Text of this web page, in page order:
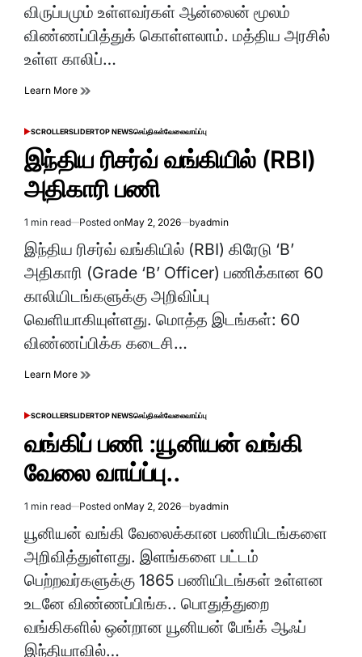
விருப்பமும் உள்ளவர்கள் ஆன்லைன் மூலம்
விண்ணப்பித்துக் கொள்ளலாம். மத்திய அரசில்
உள்ள காலிப்…
Learn More
POSTED
IN
SCROLLERSLIDERTOP NEWSசெய்திகள்வேலைவாய்ப்பு
இந்திய ரிசர்வ் வங்கியில் (RBI)
அதிகாரி பணி
Estimated
read
time
1 min read Posted onMay 2, 2026 byadmin
இந்திய ரிசர்வ் வங்கியில் (RBI) கிரேடு ‘B’
அதிகாரி (Grade ‘B’ Officer) பணிக்கான 60
காலியிடங்களுக்கு அறிவிப்பு
வெளியாகியுள்ளது. மொத்த இடங்கள்: 60
விண்ணப்பிக்க கடைசி…
Learn More
POSTED
SCROLLERSLIDERTOP NEWSசெய்திகள்வேலைவாய்ப்பு
வங்கிப் பணி :யூனியன் வங்கி
வேலை வாய்ப்பு..
Estimated
time
1 min read Posted onMay 2, 2026 byadmin
யூனியன் வங்கி வேலைக்கான பணியிடங்களை
அறிவித்துள்ளது. இளங்களை பட்டம்
பெற்றவர்களுக்கு 1865 பணியிடங்கள் உள்ளன
உடனே விண்ணப்பிங்க.. பொதுத்துறை
வங்கிகளில் ஒன்றான யூனியன் பேங்க் ஆஃப்
இந்தியாவில்…